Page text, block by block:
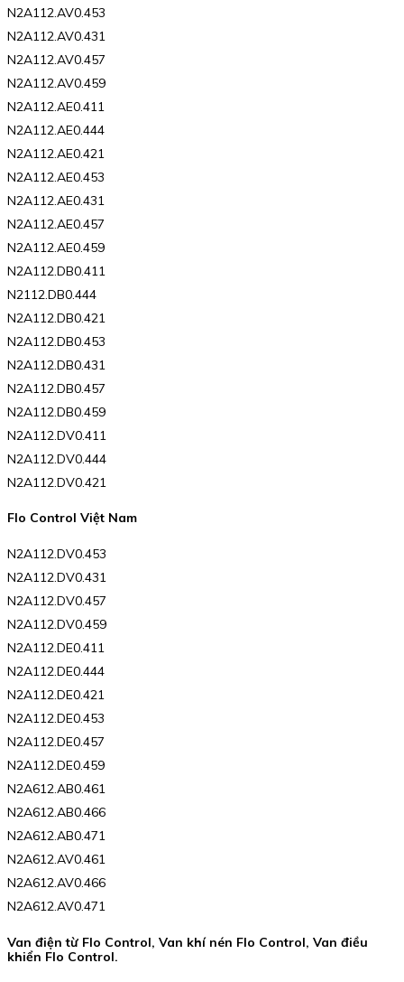
N2A112.AV0.453
N2A112.AV0.431
N2A112.AV0.457
N2A112.AV0.459
N2A112.AE0.411
N2A112.AE0.444
N2A112.AE0.421
N2A112.AE0.453
N2A112.AE0.431
N2A112.AE0.457
N2A112.AE0.459
N2A112.DB0.411
N2112.DB0.444
N2A112.DB0.421
N2A112.DB0.453
N2A112.DB0.431
N2A112.DB0.457
N2A112.DB0.459
N2A112.DV0.411
N2A112.DV0.444
N2A112.DV0.421
Flo Control Việt Nam
N2A112.DV0.453
N2A112.DV0.431
N2A112.DV0.457
N2A112.DV0.459
N2A112.DE0.411
N2A112.DE0.444
N2A112.DE0.421
N2A112.DE0.453
N2A112.DE0.457
N2A112.DE0.459
N2A612.AB0.461
N2A612.AB0.466
N2A612.AB0.471
N2A612.AV0.461
N2A612.AV0.466
N2A612.AV0.471
Van điện từ Flo Control, Van khí nén Flo Control, Van điều
khiển Flo Control.